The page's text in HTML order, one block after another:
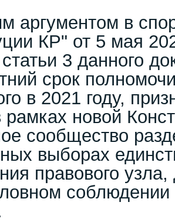
аргументом в
КР" от 5 мая
3 данного
срок
в 2021 году,
рамках новой
сообщество
выборах
правового узла,
соблюдении